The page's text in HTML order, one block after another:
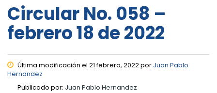
Circular No. 058 –
febrero 18 de 2022
Última modificación el 21 febrero, 2022 por Juan Pablo
Hernandez
Publicado por: Juan Pablo Hernandez